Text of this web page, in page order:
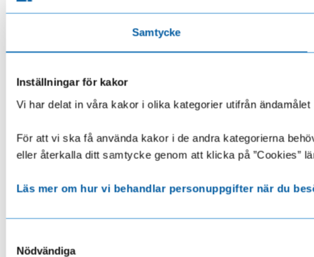
Samtycke
Inställningar för kakor
Vi har delat in våra kakor i olika kategorier utifrån
För att vi ska få använda kakor i de andra kategorierna
eller återkalla ditt samtycke genom att klicka på ”Cookies”
Läs mer om hur vi behandlar personuppgifter när du
Nödvändiga